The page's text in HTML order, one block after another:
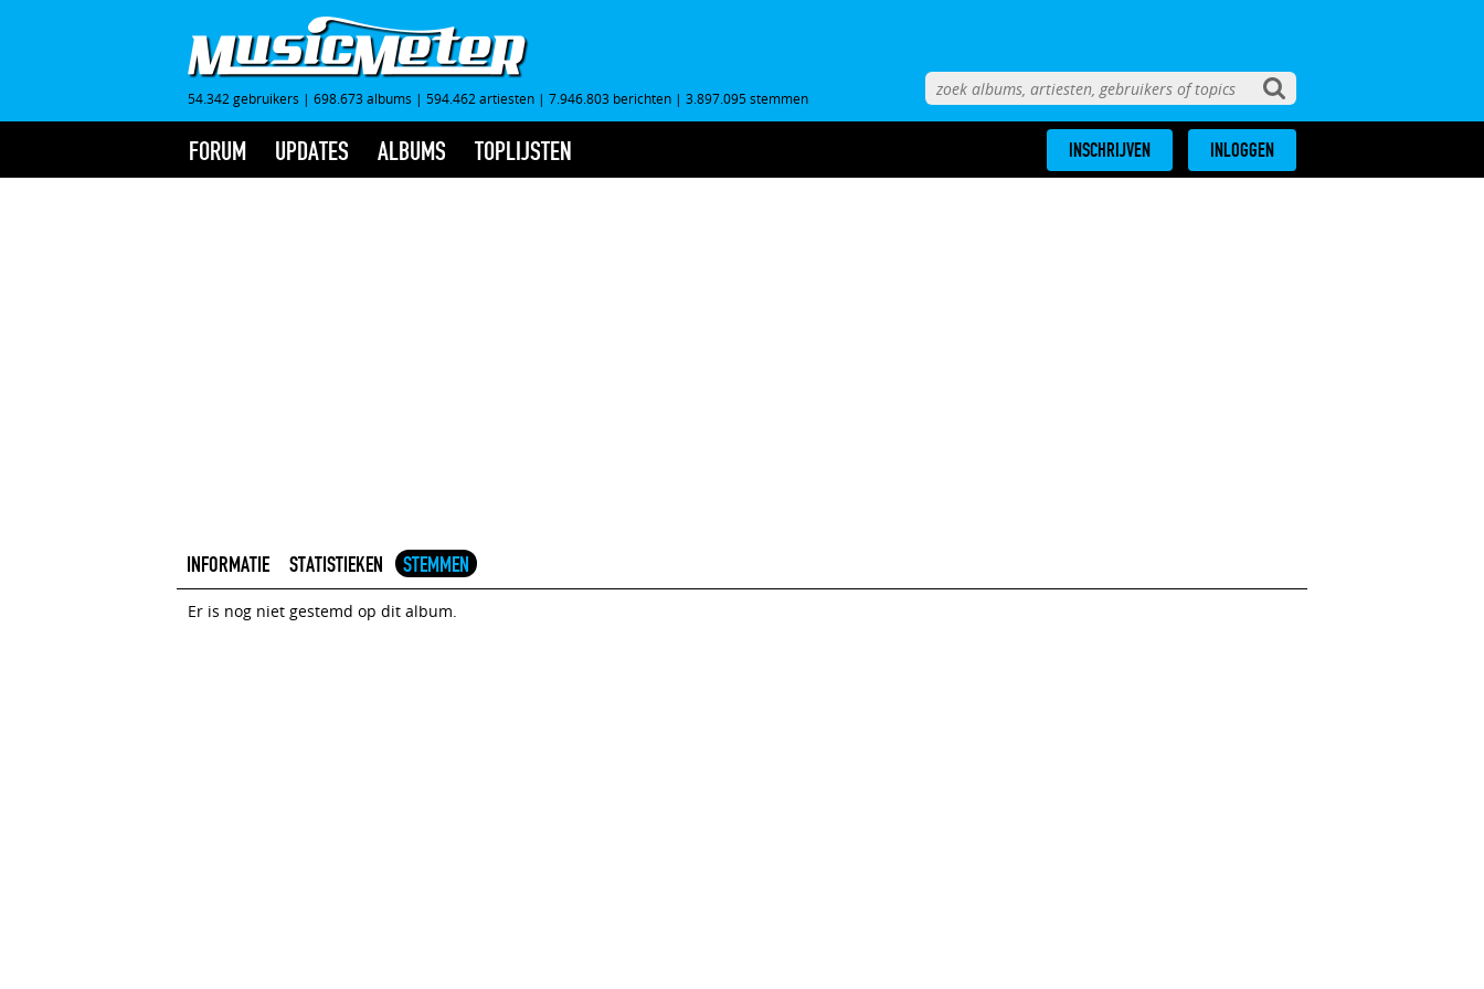
54.342 gebruikers | 698.673 albums | 594.462 artiesten | 7.946.803 berichten | 3.897.095 stemmen
FORUM UPDATES ALBUMS TOPLIJSTEN INSCHRIJVEN INLOGGEN
INFORMATIE STATISTIEKEN STEMMEN
Er is nog niet gestemd op dit album.